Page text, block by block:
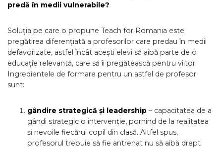
predă în medii vulnerabile?
Soluția pe care o propune Teach for Romania este
pregătirea diferențiată a profesorilor care predau în medii
defavorizate, astfel încât acești elevi să aibă parte de o
educație relevantă, care să îi pregătească pentru viitor.
Ingredientele de formare pentru un astfel de profesor
sunt:
gândire strategică și leadership – capacitatea de a
gândi strategic o intervenție, pornind de la realitatea
și nevoile fiecărui copil din clasă. Altfel spus,
profesorul trebuie să fie antrenat nu să aibă drept